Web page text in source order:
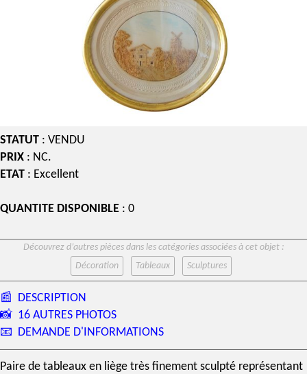
STATUT : VENDU
PRIX : NC.
ETAT : Excellent
QUANTITE DISPONIBLE : 0
Découvrez d’autres pièces dans les catégories associées à cet objet :
Décoration
Tableaux Sculptures
📰 DESCRIPTION
📸 16 AUTRES PHOTOS
📧 DEMANDE D'INFORMATIONS
Paire de tableaux en liège très finement sculpté représentant